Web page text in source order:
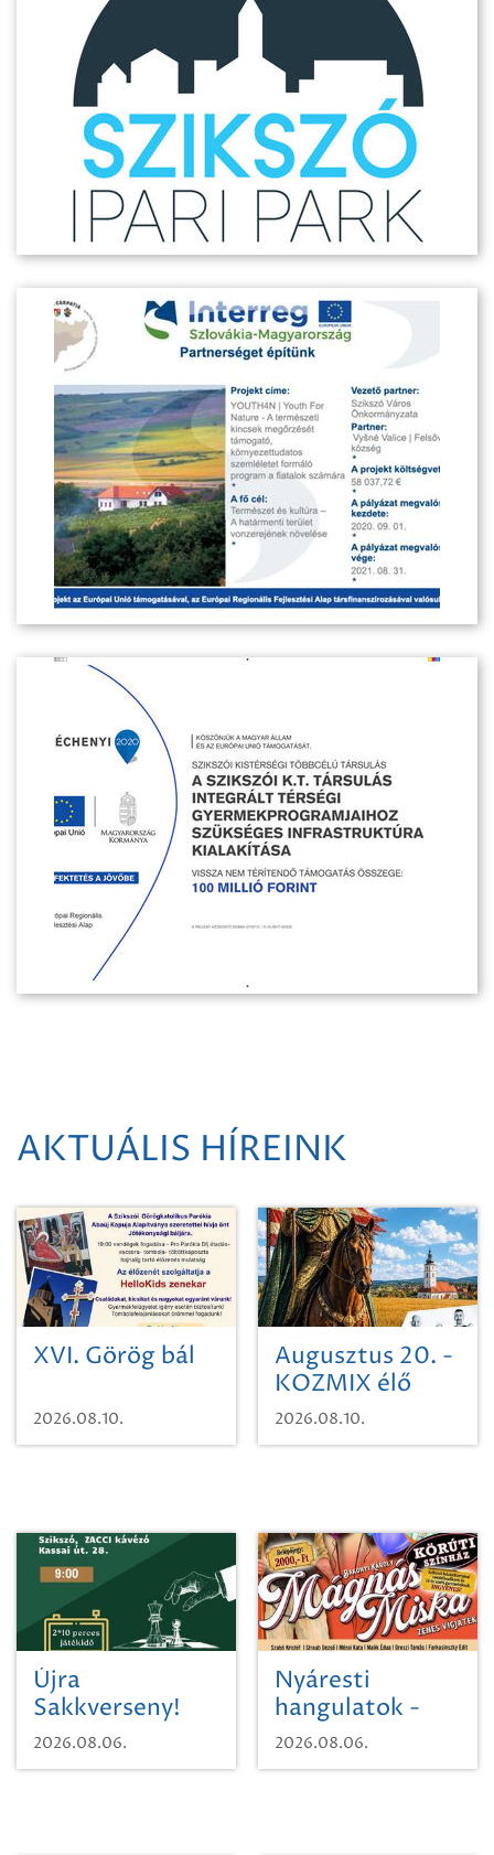
AKTUÁLIS HÍREINK
XVI. Görög bál
2026.08.10.
Augusztus 20. -
KOZMIX élő
koncert
2026.08.10.
Újra
Sakkverseny!
2026.08.06.
Nyáresti
hangulatok -
Mágnás Miska
2026.08.06.